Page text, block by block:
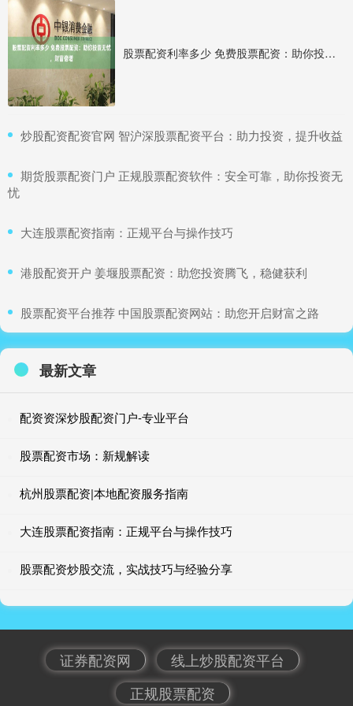
股票配资利率多少 免费股票配资：助你投资无忧，财富倍增
​炒股配资配资官网 智沪深股票配资平台：助力投资，提升收益
​期货股票配资门户 正规股票配资软件：安全可靠，助你投资无
忧
​大连股票配资指南：正规平台与操作技巧
​港股配资开户 姜堰股票配资：助您投资腾飞，稳健获利
​股票配资平台推荐 中国股票配资网站：助您开启财富之路
最新文章
配资资深炒股配资门户-专业平台
股票配资市场：新规解读
杭州股票配资|本地配资服务指南
大连股票配资指南：正规平台与操作技巧
股票配资炒股交流，实战技巧与经验分享
证券配资网
线上炒股配资平台
正规股票配资